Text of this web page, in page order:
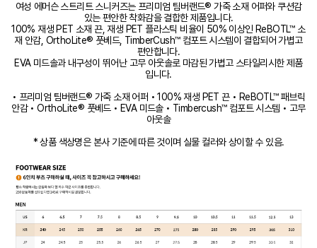
여성 에머슨 스트리트 스니커즈는 프리미엄 팀버랜드® 가죽 소재 어퍼와 쿠션감
있는 편안한 착화감을 결합한 제품입니다.
100% 재생 PET 소재 끈, 재생 PET 플라스틱 비율이 50% 이상인 ReBOTL™ 소
재 안감, OrthoLite® 풋베드, TimberCush™ 컴포트 시스템이 결합되어 가볍고
편안합니다.
EVA 미드솔과 내구성이 뛰어난 고무 아웃솔로 마감된 가볍고 스타일리시한 제품
입니다.
• 프리미엄 팀버랜드® 가죽 소재 어퍼 • 100% 재생 PET 끈 • ReBOTL™ 패브릭
안감 • OrthoLite® 풋베드 • EVA 미드솔 • Timbercush™ 컴포트 시스템 • 고무
아웃솔
* 상품 색상명은 본사 기준에 따른 것이며 실물 컬러와 상이할 수 있음.